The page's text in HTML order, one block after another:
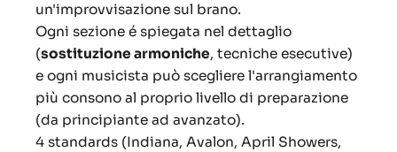
un'improvvisazione sul brano.
Ogni sezione é spiegata nel dettaglio
(sostituzione armoniche, tecniche esecutive)
e ogni musicista può scegliere l'arrangiamento
più consono al proprio livello di preparazione
(da principiante ad avanzato).
4 standards (Indiana, Avalon, April Showers,